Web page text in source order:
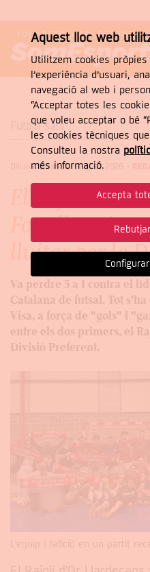
NAVEGACIÓ
Cercar
Futbol sala
Dilluns, 11 de de maig de 2026
El Rajolí d'Or
Fonollosa i
lluitar per la
Va perdre 5 a 1 contra el
Catalana de futsal. Tot
Visa, a força de "gols" i
entre els dos primers, el
Divisió Preferent.
L'equip i l'afició en un partit
Aquest lloc web
Utilitzem cookies
l’experiència d’usuari,
navegació al web i
“Acceptar totes les
que voleu acceptar o bé
les cookies tècniques
Consulteu la nostra
més informació.
Accepta